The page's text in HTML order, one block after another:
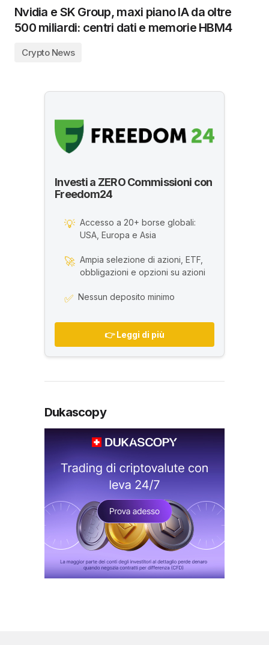
Nvidia e SK Group, maxi piano IA da oltre
500 miliardi: centri dati e memorie HBM4
Crypto News
Investi a ZERO Commissioni con
Freedom24
💡 Accesso a 20+ borse globali:
USA, Europa e Asia
🚀 Ampia selezione di azioni, ETF,
obbligazioni e opzioni su azioni
✅ Nessun deposito minimo
👉 Leggi di più
Dukascopy